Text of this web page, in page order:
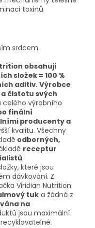
toxinů.
srdcem
obsahují
složek = 100 %
aditiv. Výrobce
čistotu svých
celého výrobního
finální
producenty a
kvalitu. Všechny
odborných,
receptur
.
které jsou
dávkování. Z
Viridian Nutrition
tuk a žádná z
na
jsou maximální